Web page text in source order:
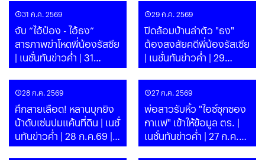
31 ก.ค. 2569
จับ “ไอ้ป๋อง - ไอ้ธง”
สารภาพฆ่าโหดพี่น้องรัสซีย
| เนชั่นทันข่าวค่ำ | 31
ก.ค.69 | PART
29 ก.ค. 2569
ปิดล้อมบ้านล่าตัว "ธง"
ต้องสงสัยคดีพี่น้องรัสเซีย
| เนชั่นทันข่าวค่ำ | 29
ก.ค.69 | PART
28 ก.ค. 2569
ศึกสายเลือด! หลานบุกยิง
น้าดับเซ่นปมแค้นที่ดิน | เนชั่
นทันข่าวค่ำ | 28 ก.ค.69 |
PART
27 ก.ค. 2569
พ่อสาวรับหิ้ว "ไอซ์ซุกซอง
กาแฟ" เข้าให้ข้อมูล ตร. |
เนชั่นทันข่าวค่ำ | 27 ก.ค.69
| PART